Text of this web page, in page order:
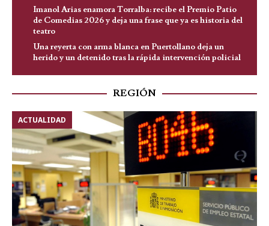
Imanol Arias enamora Torralba: recibe el Premio Patio
de Comedias 2026 y deja una frase que ya es historia del
teatro
Una reyerta con arma blanca en Puertollano deja un
herido y un detenido tras la rápida intervención policial
REGIÓN
ACTUALIDAD